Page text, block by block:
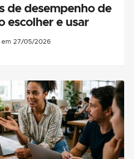
de desempenho de
escolher e usar
em 27/05/2026